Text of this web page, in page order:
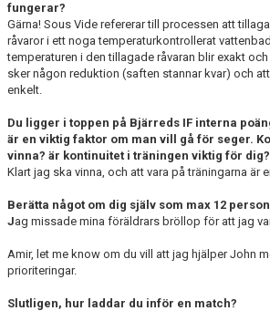
fungerar?
Gärna! Sous Vide refererar till processen att
råvaror i ett noga temperaturkontrollerat
temperaturen i den tillagade råvaran blir exakt
sker någon reduktion (saften stannar kvar) och
enkelt.
Du ligger i toppen på Bjärreds IF interna
är en viktig faktor om man vill gå för seger.
vinna? är kontinuitet i träningen viktig för dig?
Klart jag ska vinna, och att vara på träningarna är
Berätta något om dig själv som max 12
Jag missade mina föräldrars bröllop för att jag
Amir, let me know om du vill att jag hjälper John
prioriteringar.
Slutligen, hur laddar du inför en match?